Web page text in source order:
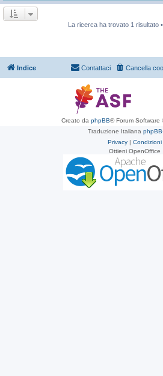
La ricerca ha trovato 1 risultato
Indice Cancella
Contattaci
Creato da phpBB® Forum Software
Traduzione Italiana
Privacy | Condizioni
Ottieni OpenOffice